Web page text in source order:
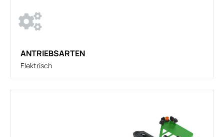
ANTRIEBSARTEN
Elektrisch